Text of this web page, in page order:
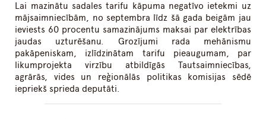
Lai mazinātu sadales tarifu kāpuma negatīvo ietekmi uz
mājsaimniecībām, no septembra līdz šā gada beigām jau
ieviests 60 procentu samazinājums maksai par elektrības
jaudas uzturēšanu. Grozījumi rada mehānismu
pakāpeniskam, izlīdzinātam tarifu pieaugumam, par
likumprojekta virzību atbildīgās Tautsaimniecības,
agrārās, vides un reģionālās politikas komisijas sēdē
iepriekš sprieda deputāti.